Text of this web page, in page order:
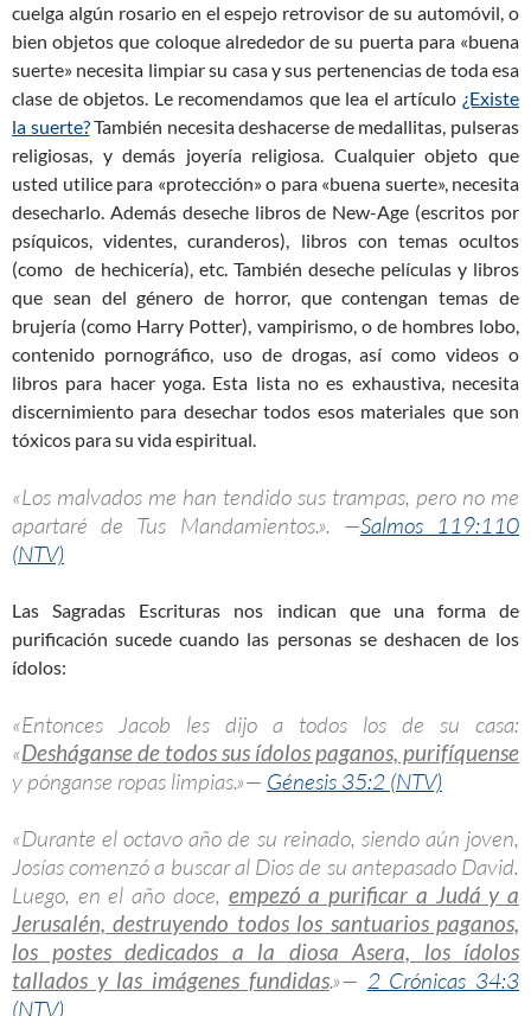
cuelga algún rosario en el espejo retrovisor de su automóvil, o
bien objetos que coloque alrededor de su puerta para «buena
suerte» necesita limpiar su casa y sus pertenencias de toda esa
clase de objetos. Le recomendamos que lea el artículo ¿Existe
la suerte?También necesita deshacerse de medallitas, pulseras
religiosas, y demás joyería religiosa. Cualquier objeto que
usted utilice para «protección» o para «buena suerte», necesita
desecharlo. Además deseche libros de New-Age (escritos por
psíquicos, videntes, curanderos), libros con temas ocultos
(como de hechicería), etc. También deseche películas y libros
que sean del género de horror, que contengan temas de
brujería (como Harry Potter), vampirismo, o de hombres lobo,
contenido pornográfico, uso de drogas, así como videos o
libros para hacer yoga. Esta lista no es exhaustiva, necesita
discernimiento para desechar todos esos materiales que son
tóxicos para su vida espiritual.
«Los malvados me han tendido sus trampas, pero no me
apartaré de Tus Mandamientos.». —Salmos 119:110
(NTV)
Las Sagradas Escrituras nos indican que una forma de
purificación sucede cuando las personas se deshacen de los
ídolos:
«Entonces Jacob les dijo a todos los de su casa:
«Desháganse de todos sus ídolos paganos, purifíquense
y pónganse ropas limpias.»— Génesis 35:2 (NTV)
«Durante el octavo año de su reinado, siendo aún joven,
Josías comenzó a buscar al Dios de su antepasado David.
Luego, en el año doce, empezó a purificar a Judá y a
Jerusalén, destruyendo todos los santuarios paganos,
los postes dedicados a la diosa Asera, los ídolos
tallados y las imágenes fundidas.»— 2 Crónicas 34:3
(NTV)